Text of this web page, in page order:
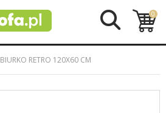
0
BIURKO RETRO 120X60 CM